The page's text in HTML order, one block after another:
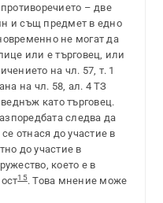
– две
и същ предмет в едно
не могат да
или е търговец, или
на чл. 57, т. 1
на чл. 58, ал. 4 ТЗ
като търговец.
следва да
отнася до участие в
до участие в
което е в
15. Това мнение може